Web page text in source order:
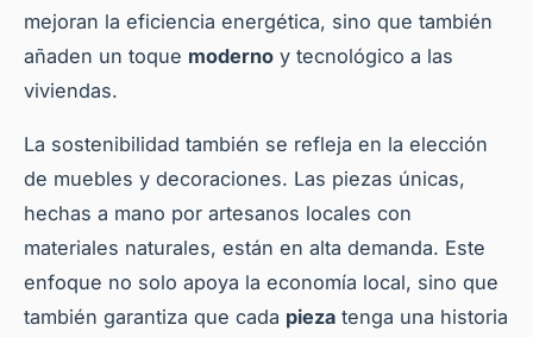
mejoran la eficiencia energética, sino que también
añaden un toque moderno y tecnológico a las
viviendas.
La sostenibilidad también se refleja en la elección
de muebles y decoraciones. Las piezas únicas,
hechas a mano por artesanos locales con
materiales naturales, están en alta demanda. Este
enfoque no solo apoya la economía local, sino que
también garantiza que cada pieza tenga una historia